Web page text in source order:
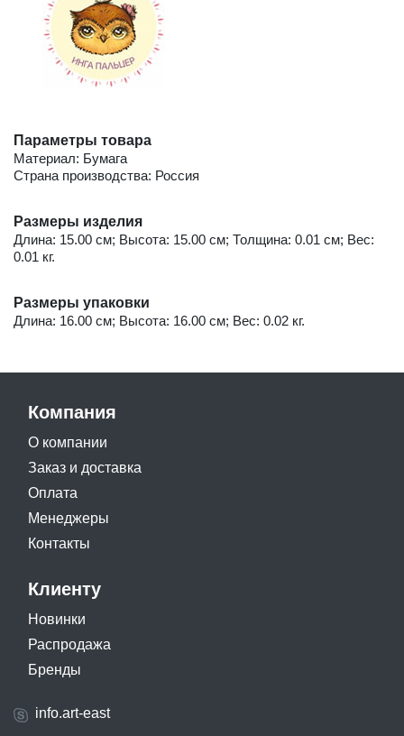
Параметры товара
Материал: Бумага
Страна производства: Россия
Размеры изделия
Длина: 15.00 см; Высота: 15.00 см; Толщина: 0.01 см; Вес:
0.01 кг.
Размеры упаковки
Длина: 16.00 см; Высота: 16.00 см; Вес: 0.02 кг.
Компания
О компании
Заказ и доставка
Оплата
Менеджеры
Контакты
Клиенту
Новинки
Распродажа
Бренды
info.art-east